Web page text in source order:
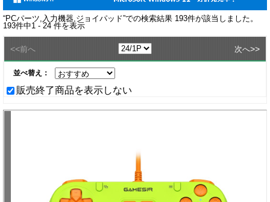
“PCパーツ,入力機器,ジョイパッド”での検索結果 193件が該当しました。
193件中1 - 24 件を表示
<<前へ 次へ>>
並べ替え：
販売終了商品を表示しない